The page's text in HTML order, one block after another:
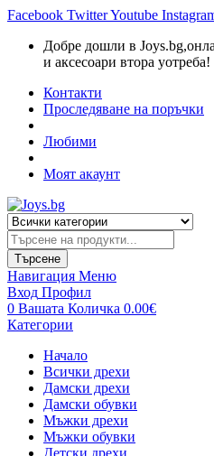
Facebook TwitterYoutube
Добре дошли в
и аксесоари втора уотреба!
Контакти
Проследяване на поръчки
Любими
Моят акаунт
Търсене
на
продукти
Търсене
Навигация Меню
Вход Профил
0 Вашата Количка 0.00€
Категории
Начало
Всички дрехи
Дамски дрехи
Дамски обувки
Мъжки дрехи
Мъжки обувки
Детски дрехи